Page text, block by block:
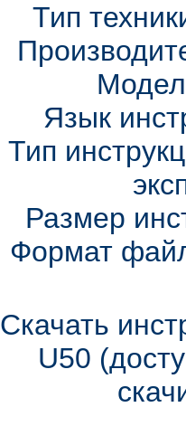
Тип
Язык
Тип
Размер
Формат
Скачать
U50